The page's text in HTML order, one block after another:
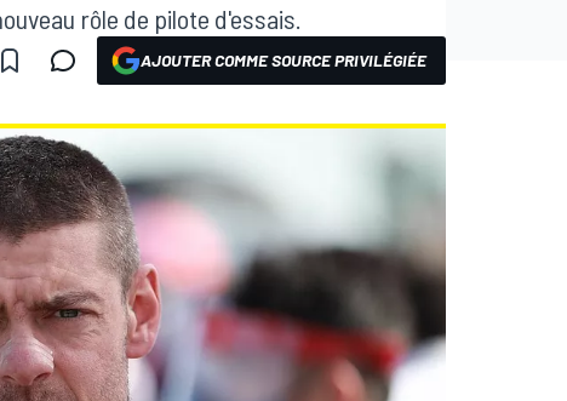
rôle de pilote d'essais.
AJOUTER COMME SOURCE PRIVILÉGIÉE